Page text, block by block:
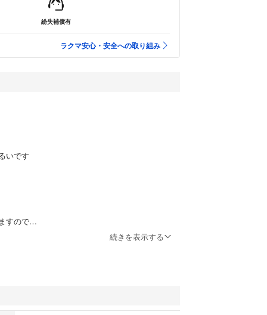
紛失補償有
ラクマ安心・安全への取り組み
いです
すので
続きを表示する